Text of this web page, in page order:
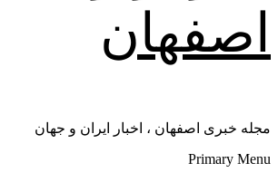
اصفهان
مجله خبری اصفهان ، اخبار ایران و جهان
Primary Menu